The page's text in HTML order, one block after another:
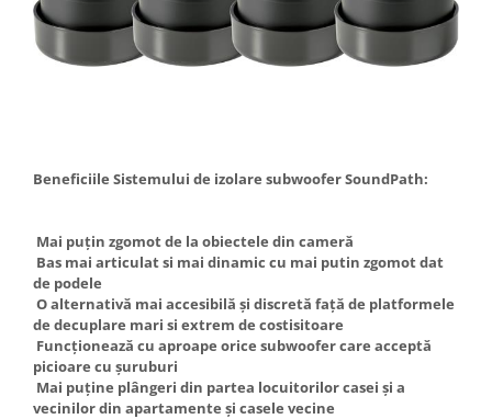
Beneficiile Sistemului de izolare subwoofer SoundPath:
Mai puțin zgomot de la obiectele din cameră
Bas mai articulat si mai dinamic cu mai putin zgomot dat
de podele
O alternativă mai accesibilă și discretă față de platformele
de decuplare mari si extrem de costisitoare
Funcționează cu aproape orice subwoofer care acceptă
picioare cu șuruburi
Mai puține plângeri din partea locuitorilor casei și a
vecinilor din apartamente și casele vecine